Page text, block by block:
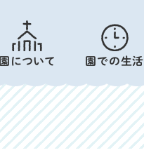
園について 園での生活